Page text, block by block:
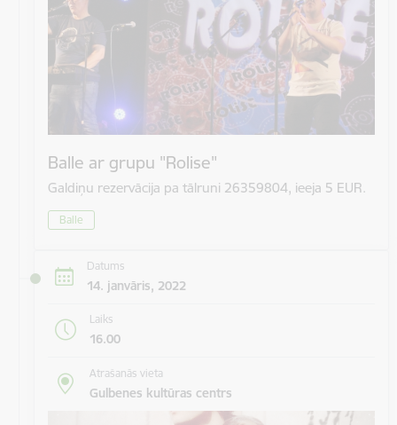
Balle ar grupu "Rolise"
Galdiņu rezervācija pa tālruni 26359804, ieeja 5 EUR.
Balle
Datums
14. janvāris, 2022
Laiks
16.00
Atrašanās vieta
Gulbenes kultūras centrs